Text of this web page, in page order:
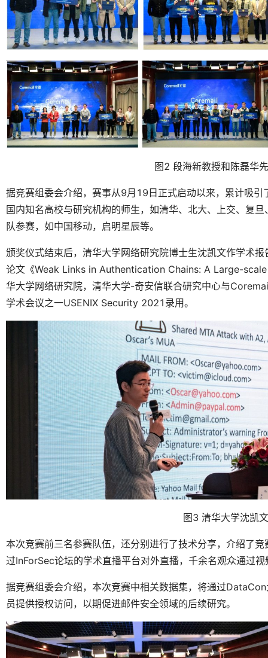
图2 段海新教授和陈磊华
据竞赛组委会介绍，赛事从9月19日正式启动以来，累计吸
国内知名高校与研究机构的师生，如清华、北大、上交、复
队参赛，如中国移动，启明星辰等。
颁奖仪式结束后，清华大学网络研究院博士生沈凯文作学术
论文《Weak Links in Authentication Chains: A Large-
华大学网络研究院，清华大学-奇安信联合研究中心与
学术会议之一USENIX Security 2021录用。
图3 清华大学沈凯
本次竞赛前三名参赛队伍，还分别进行了技术分享，介绍了
过InForSec论坛的学术直播平台对外直播，千余名观众通过
据竞赛组委会介绍，本次竞赛中相关数据集，将通过
员提供授权访问，以期促进邮件安全领域的后续研究。